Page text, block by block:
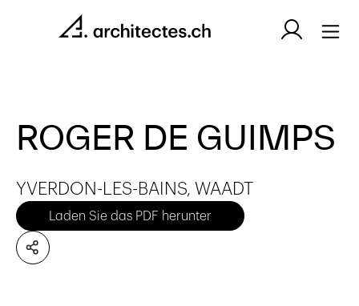
ROGER DE GUIMPS
YVERDON-LES-BAINS, WAADT
Laden Sie das PDF herunter